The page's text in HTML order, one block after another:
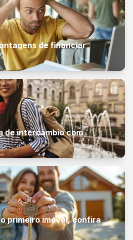
de financiar
de intercâmbio com
primeiro imóvel, confira